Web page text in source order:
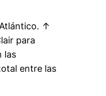
↑
para
las
entre las